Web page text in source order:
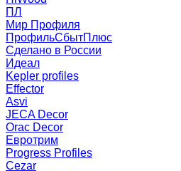
ПЛ
Мир Профиля
ПрофильСбытПлюс
Сделано в России
Идеал
Kepler profiles
Effector
Asvi
JECA Decor
Orac Decor
Евротрим
Progress Profiles
Cezar